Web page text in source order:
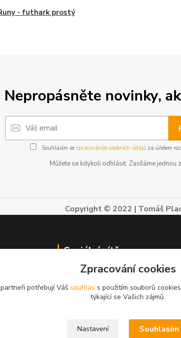
- futhark prostý
Nepropásněte novinky,
Souhlasím se zpracováním osobních údajůza účelem
Můžete se kdykoli odhlásit. Zasíláme jednou
Copyright © 2022 | Tomáš
Sociální sítě
Sledujte nás naFacebookua na
Instagramu.
Zpracování cookies
potřebují Váš souhlas s použitím souborů
týkající se Vašich zájmů.
Nastavení Souhlasím